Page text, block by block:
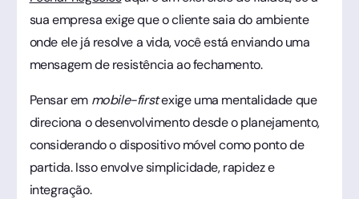
sua empresa exige que o cliente saia do ambiente
onde ele já resolve a vida, você está enviando uma
mensagem de resistência ao fechamento.
Pensar em mobile-firstexige uma mentalidade que
direciona o desenvolvimento desde o planejamento,
considerando o dispositivo móvel como ponto de
partida. Isso envolve simplicidade, rapidez e
integração.